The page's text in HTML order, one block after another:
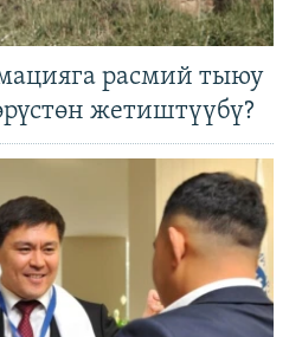
расмий тыюу
жетиштүүбү?